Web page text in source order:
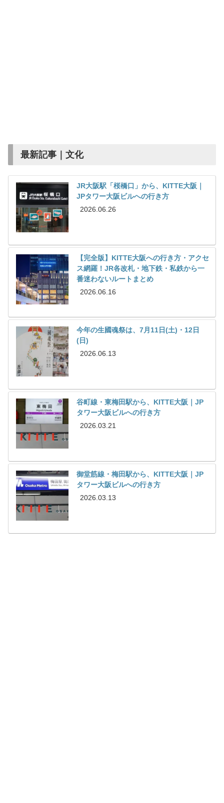
最新記事｜文化
JR大阪駅「桜橋口」から、KITTE大阪｜
JPタワー大阪ビルへの行き方
2026.06.26
【完全版】KITTE大阪への行き方・アクセ
ス網羅！JR各改札・地下鉄・私鉄から一
番迷わないルートまとめ
2026.06.16
今年の生國魂祭は、7月11日(土)・12日
(日)
2026.06.13
谷町線・東梅田駅から、KITTE大阪｜JP
タワー大阪ビルへの行き方
2026.03.21
御堂筋線・梅田駅から、KITTE大阪｜JP
タワー大阪ビルへの行き方
2026.03.13